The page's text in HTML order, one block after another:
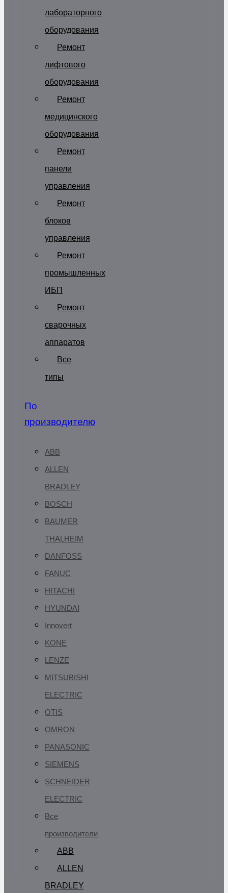
лабораторного
оборудования
Ремонт
лифтового
оборудования
Ремонт
медицинского
оборудования
Ремонт
панели
управления
Ремонт
блоков
управления
Ремонт
промышленных
ИБП
Ремонт
сварочных
аппаратов
Все
типы
По
производителю
ABB
ALLEN
BRADLEY
BOSCH
BAUMER
THALHEIM
DANFOSS
FANUC
HITACHI
HYUNDAI
Innovert
KONE
LENZE
MITSUBISHI
ELECTRIC
OTIS
OMRON
PANASONIC
SIEMENS
SCHNEIDER
ELECTRIC
Все
производители
ABB
ALLEN
BRADLEY